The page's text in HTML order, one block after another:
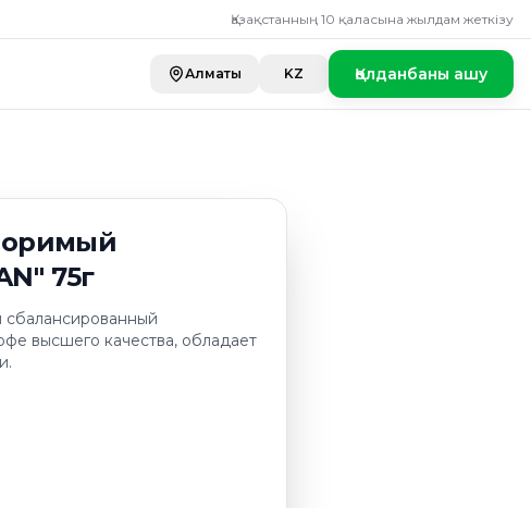
Қазақстанның 10 қаласына жылдам жеткізу
Алматы KZ Қолданбаны ашу
75г
высшего качества, обладает